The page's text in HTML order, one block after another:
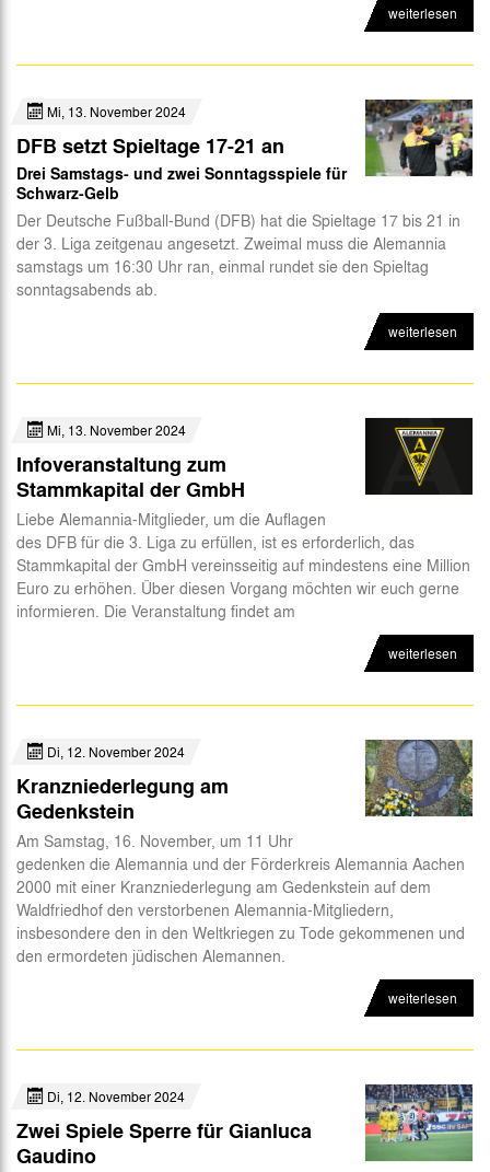
weiterlesen
Mi, 13. November 2024
DFB setzt Spieltage 17-21 an
Drei Samstags- und zwei Sonntagsspiele für
Schwarz-Gelb
Der Deutsche Fußball-Bund (DFB) hat die Spieltage 17 bis 21 in
der 3. Liga zeitgenau angesetzt. Zweimal muss die Alemannia
samstags um 16:30 Uhr ran, einmal rundet sie den Spieltag
sonntagsabends ab.
weiterlesen
Mi, 13. November 2024
Infoveranstaltung zum
Stammkapital der GmbH
Liebe Alemannia-Mitglieder, um die Auflagen
des DFB für die 3. Liga zu erfüllen, ist es erforderlich, das
Stammkapital der GmbH vereinsseitig auf mindestens eine Million
Euro zu erhöhen. Über diesen Vorgang möchten wir euch gerne
informieren. Die Veranstaltung findet am
weiterlesen
Di, 12. November 2024
Kranzniederlegung am
Gedenkstein
Am Samstag, 16. November, um 11 Uhr
gedenken die Alemannia und der Förderkreis Alemannia Aachen
2000 mit einer Kranzniederlegung am Gedenkstein auf dem
Waldfriedhof den verstorbenen Alemannia-Mitgliedern,
insbesondere den in den Weltkriegen zu Tode gekommenen und
den ermordeten jüdischen Alemannen.
weiterlesen
Di, 12. November 2024
Zwei Spiele Sperre für Gianluca
Gaudino